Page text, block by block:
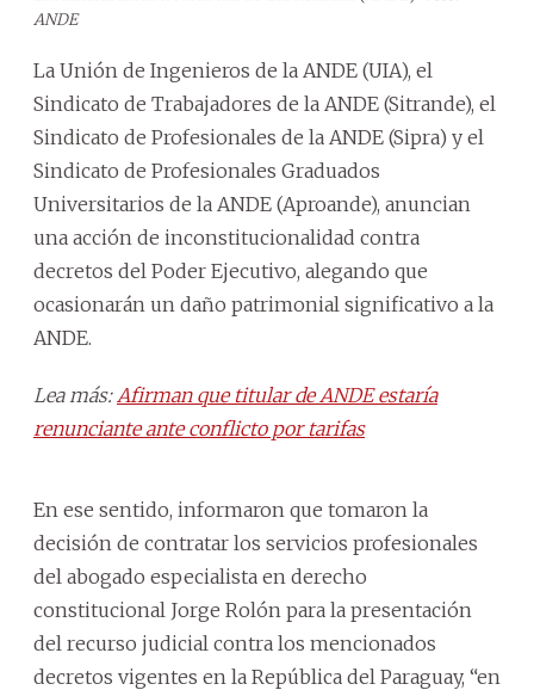
ANDE
La Unión de Ingenieros de la ANDE (UIA), el
Sindicato de Trabajadores de la ANDE (Sitrande), el
Sindicato de Profesionales de la ANDE (Sipra) y el
Sindicato de Profesionales Graduados
Universitarios de la ANDE (Aproande), anuncian
una acción de inconstitucionalidad contra
decretos del Poder Ejecutivo, alegando que
ocasionarán un daño patrimonial significativo a la
ANDE.
Lea más: Afirman que titular de ANDE estaría
renunciante ante conflicto por tarifas
En ese sentido, informaron que tomaron la
decisión de contratar los servicios profesionales
del abogado especialista en derecho
constitucional Jorge Rolón para la presentación
del recurso judicial contra los mencionados
decretos vigentes en la República del Paraguay, “en